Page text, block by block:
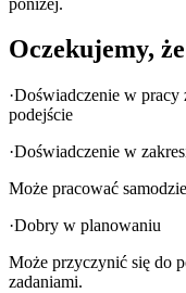
Oczekujemy,
·Doświadczenie w pracy
podejście
·Doświadczenie w
Może pracować
·Dobry w planowaniu
Może przyczynić się do
zadaniami.